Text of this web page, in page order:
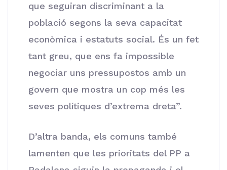
que seguiran discriminant a la
població segons la seva capacitat
econòmica i estatuts social. És un fet
tant greu, que ens fa impossible
negociar uns pressupostos amb un
govern que mostra un cop més les
seves polítiques d’extrema dreta”.
D’altra banda, els comuns també
lamenten que les prioritats del PP a